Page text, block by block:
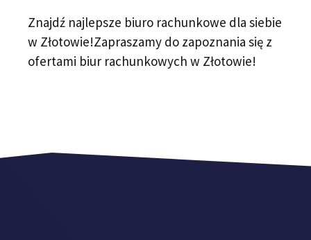
Znajdź najlepsze biuro rachunkowe dla siebie
w Złotowie!Zapraszamy do zapoznania się z
ofertami biur rachunkowych w Złotowie!